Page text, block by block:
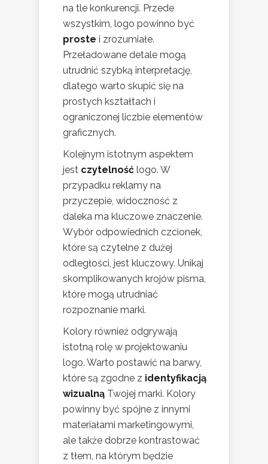
na tle konkurencji. Przede
wszystkim, logo powinno być
proste i zrozumiałe.
Przeładowane detale mogą
utrudnić szybką interpretację,
dlatego warto skupić się na
prostych kształtach i
ograniczonej liczbie elementów
graficznych.
Kolejnym istotnym aspektem
jest czytelność logo. W
przypadku reklamy na
przyczepie, widoczność z
daleka ma kluczowe znaczenie.
Wybór odpowiednich czcionek,
które są czytelne z dużej
odległości, jest kluczowy. Unikaj
skomplikowanych krojów pisma,
które mogą utrudniać
rozpoznanie marki.
Kolory również odgrywają
istotną rolę w projektowaniu
logo. Warto postawić na barwy,
które są zgodne z identyfikacją
wizualną Twojej marki. Kolory
powinny być spójne z innymi
materiałami marketingowymi,
ale także dobrze kontrastować
z tłem, na którym będzie